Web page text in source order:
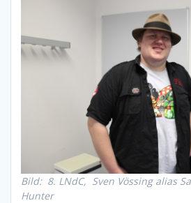
Bild: 8. LNdC, Sven Vössing alias
Hunter